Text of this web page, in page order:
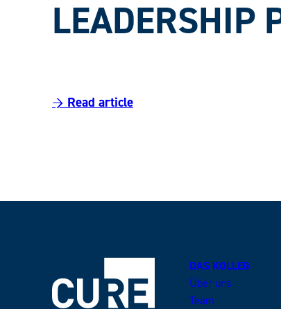
LEADERSHIP
→ Read article
DAS KOLLEG
Über uns
Team